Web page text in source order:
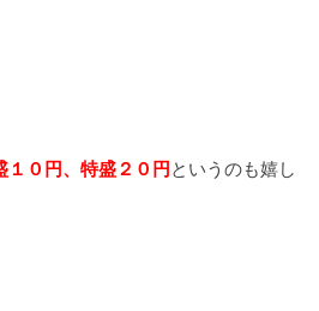
１０円、特盛２０円というのも嬉し